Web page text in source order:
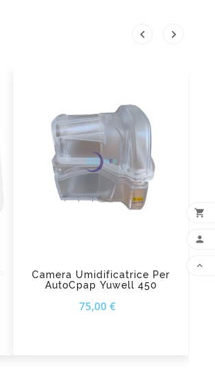
 
Camera Umidificatrice Per
AutoCpap Yuwell 450
75,00 €


